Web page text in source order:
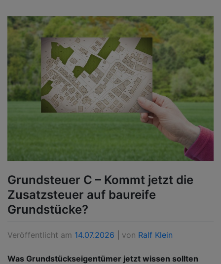
Grundsteuer C – Kommt jetzt die
Zusatzsteuer auf baureife
Grundstücke?
Veröffentlicht am 14.07.2026 von Ralf Klein
Was Grundstückseigentümer jetzt wissen sollten